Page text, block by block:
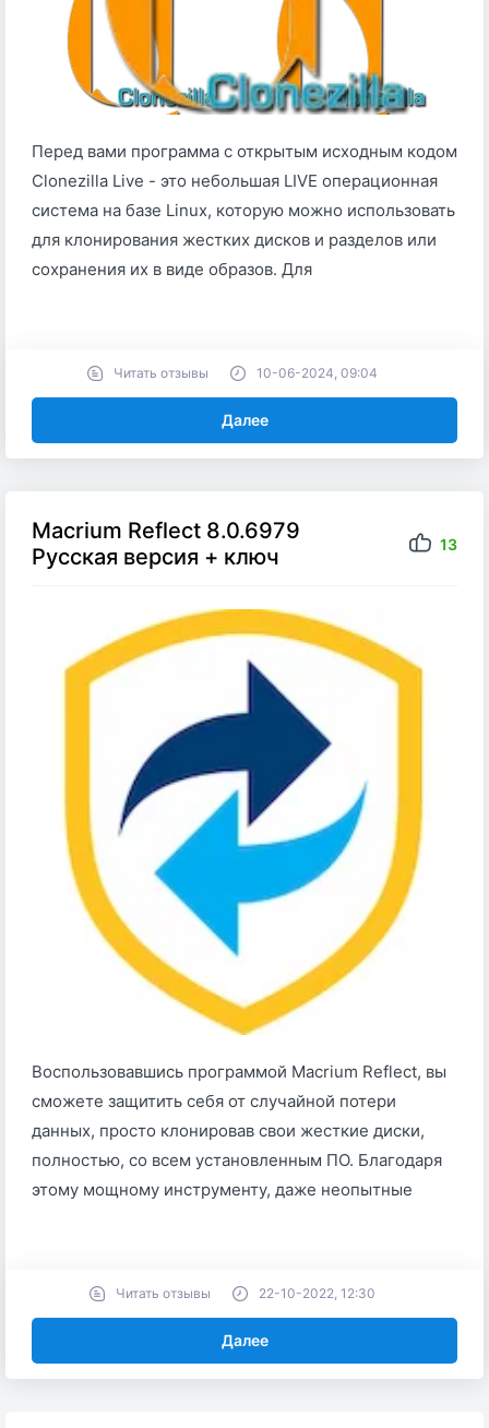
Перед вами программа с открытым исходным кодом
Clonezilla Live - это небольшая LIVE операционная
система на базе Linux, которую можно использовать
для клонирования жестких дисков и разделов или
сохранения их в виде образов. Для
Далее
Читать отзывы 10-06-2024, 09:04
Macrium Reflect 8.0.6979
Русская версия + ключ
13
Воспользовавшись программой Macrium Reflect, вы
сможете защитить себя от случайной потери
данных, просто клонировав свои жесткие диски,
полностью, со всем установленным ПО. Благодаря
этому мощному инструменту, даже неопытные
Далее
Читать отзывы 22-10-2022, 12:30